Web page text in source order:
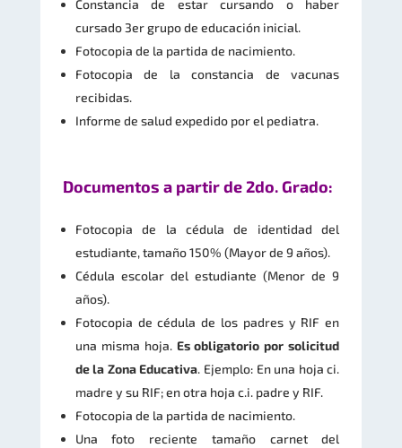
Constancia de estar cursando o haber
cursado 3er grupo de educación inicial.
Fotocopia de la partida de nacimiento.
Fotocopia de la constancia de vacunas
recibidas.
Informe de salud expedido por el pediatra.
Documentos a partir de 2do. Grado:
Fotocopia de la cédula de identidad del
estudiante, tamaño 150% (Mayor de 9 años).
Cédula escolar del estudiante (Menor de 9
años).
Fotocopia de cédula de los padres y RIF en
una misma hoja. Es obligatorio por solicitud
de la Zona Educativa. Ejemplo: En una hoja ci.
madre y su RIF; en otra hoja c.i. padre y RIF.
Fotocopia de la partida de nacimiento.
Una foto reciente tamaño carnet del